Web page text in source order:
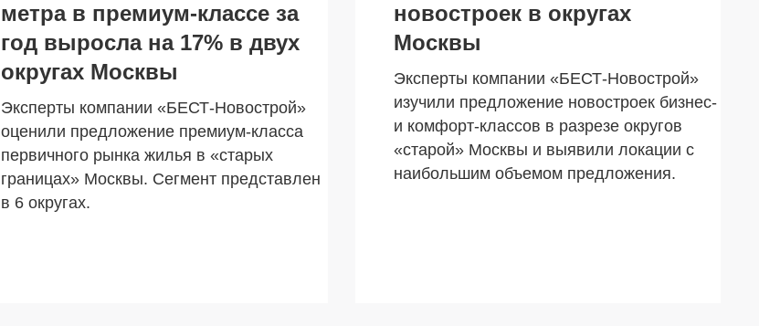
ЗАСТРОЙЩИКАМ
Управление продажами
Привлечение инвестиций
О КОМПАНИИ
Награды
Пресс-центр
Блог
метра в премиум-классе за
год выросла на 17% в двух
округах Москвы
Эксперты компании «БЕСТ-Новострой»
оценили предложение премиум-класса
первичного рынка жилья в «старых
границах» Москвы. Сегмент представлен
в 6 округах.
новостроек в округах
Москвы
Эксперты компании «БЕСТ-Новострой»
изучили предложение новостроек бизнес-
и комфорт-классов в разрезе округов
«старой» Москвы и выявили локации с
наибольшим объемом предложения.